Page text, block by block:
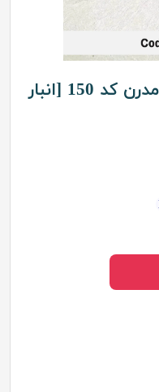
قرنیز ام دی اف MDF مدل مدرن کد 150 [انبار